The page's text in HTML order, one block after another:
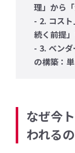
理」から
2. コス
続く前提
3. ベンダ
の構築：
なぜ今
われる